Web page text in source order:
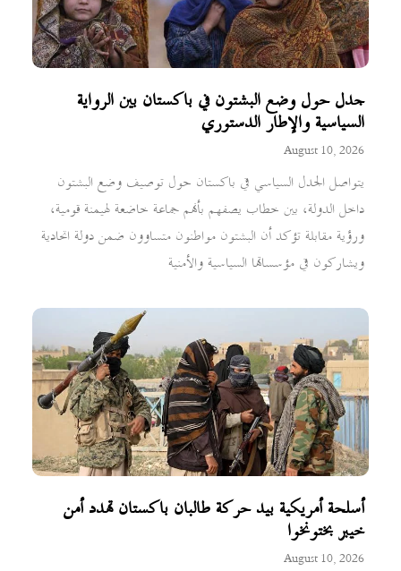
جدل حول وضع البشتون في باكستان بين الرواية
السياسية والإطار الدستوري
August 10, 2026
يتواصل الجدل السياسي في باكستان حول توصيف وضع البشتون
داخل الدولة، بين خطاب يصفهم بأنهم جماعة خاضعة لهيمنة قومية،
ورؤية مقابلة تؤكد أن البشتون مواطنون متساوون ضمن دولة اتحادية
ويشاركون في مؤسساتها السياسية والأمنية
أسلحة أمريكية بيد حركة طالبان باكستان تهدد أمن
خيبر بختونخوا
August 10, 2026